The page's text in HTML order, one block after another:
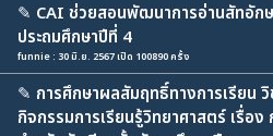
✎ CAI ช่วยสอนพัฒนาการอ่านสัทอัก
ประถมศึกษาปีที่ 4
funnie : 30 มิ.ย. 2567 เปิด 100890 ครั้ง
✎ การศึกษาผลสัมฤทธิ์ทางการเรียน
กิจกรรมการเรียนรู้วิทยาศาสตร์ เรื่อ